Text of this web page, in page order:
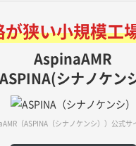
が狭い小規模工
AspinaAMR
シナノケン
（ASPINA（シナノケンシ））公式サ